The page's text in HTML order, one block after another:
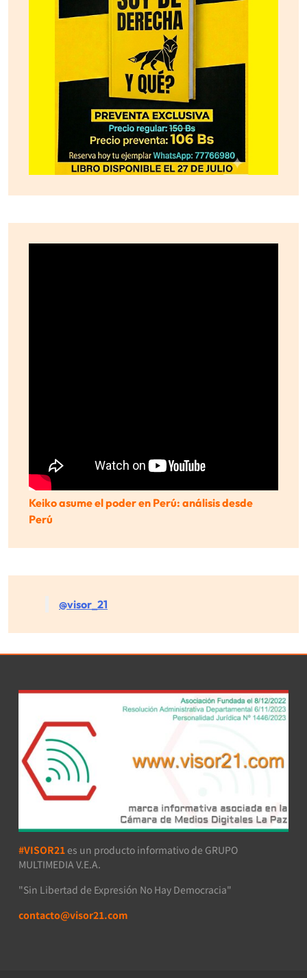
Keiko asume el poder en Perú: análisis desde
Perú
@visor_21
#VISOR21 es un producto informativo de GRUPO
MULTIMEDIA V.E.A.
"Sin Libertad de Expresión No Hay Democracia"
contacto@visor21.com